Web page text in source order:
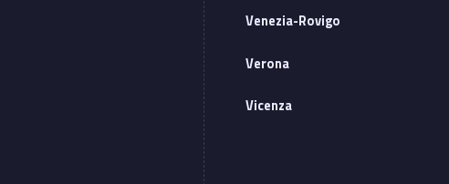
Venezia-Rovigo
Verona
Vicenza